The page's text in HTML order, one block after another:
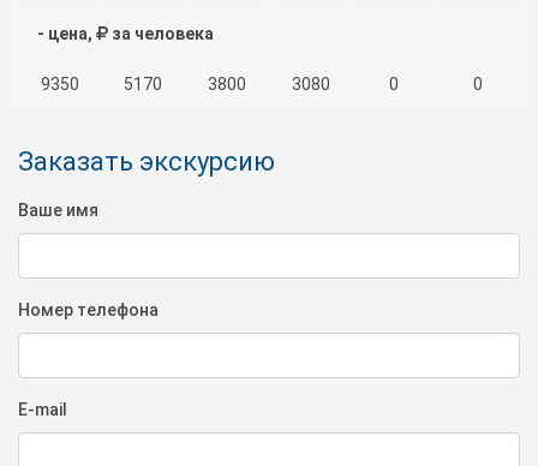
- цена, за человека
9350 5170 3800 3080 0 0
Заказать экскурсию
Ваше имя
Номер телефона
E-mail